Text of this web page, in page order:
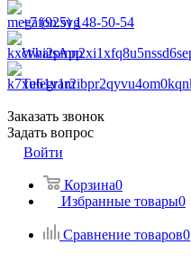
+7 (925) 148-50-54
WhatsApp
Telegram
Заказать звонок
Задать вопрос
Войти
Корзина0
Избранные товары0
Сравнение товаров0